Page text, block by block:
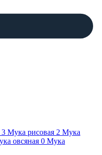
3 Мука рисовая 2 Мука
овсяная 0 Мука